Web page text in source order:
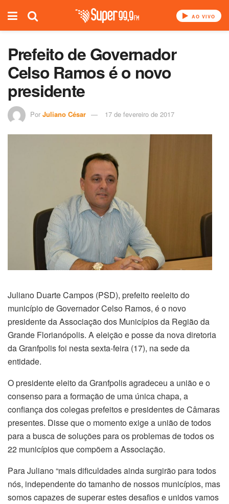
AO VIVO
Prefeito de Governador
Celso Ramos é o novo
presidente
Por Juliano César 17 de fevereiro de 2017
Juliano Duarte Campos (PSD), prefeito reeleito do
município de Governador Celso Ramos, é o novo
presidente da Associação dos Municípios da Região da
Grande Florianópolis. A eleição e posse da nova diretoria
da Granfpolis foi nesta sexta-feira (17), na sede da
entidade.
O presidente eleito da Granfpolis agradeceu a união e o
consenso para a formação de uma única chapa, a
confiança dos colegas prefeitos e presidentes de Câmaras
presentes. Disse que o momento exige a união de todos
para a busca de soluções para os problemas de todos os
22 municípios que compõem a Associação.
Para Juliano “mais dificuldades ainda surgirão para todos
nós, independente do tamanho de nossos municípios, mas
somos capazes de superar estes desafios e unidos vamos